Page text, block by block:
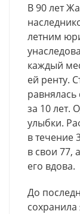
В 90 лет
летним
каждый
ей ренту.
за 10 лет.
улыбки.
в течение
в свои 77,
его вдова.
До
сохранила